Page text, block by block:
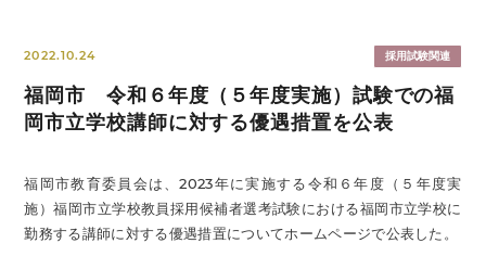
2022.10.24 採用試験関連
福岡市 令和６年度（５年度実施）試験での福
岡市立学校講師に対する優遇措置を公表
福岡市教育委員会は、2023年に実施する令和６年度（５年度実
施）福岡市立学校教員採用候補者選考試験における福岡市立学校に
勤務する講師に対する優遇措置についてホームページで公表した。